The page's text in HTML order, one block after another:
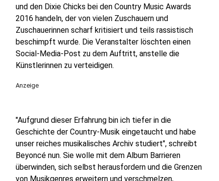
und den Dixie Chicks bei den Country Music Awards
2016 handeln, der von vielen Zuschauern und
Zuschauerinnen scharf kritisiert und teils rassistisch
beschimpft wurde. Die Veranstalter löschten einen
Social-Media-Post zu dem Auftritt, anstelle die
Künstlerinnen zu verteidigen.
Anzeige
"Aufgrund dieser Erfahrung bin ich tiefer in die
Geschichte der Country-Musik eingetaucht und habe
unser reiches musikalisches Archiv studiert", schreibt
Beyoncé nun. Sie wolle mit dem Album Barrieren
überwinden, sich selbst herausfordern und die Grenzen
von Musikgenres erweitern und verschmelzen,